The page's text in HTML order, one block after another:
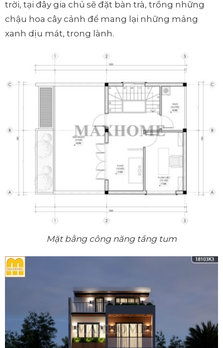
trời, tại đây gia chủ sẽ đặt bàn trà, trồng những
chậu hoa cây cảnh để mang lại những mảng
xanh dịu mát, trong lành.
Mặt bằng công năng tầng tum